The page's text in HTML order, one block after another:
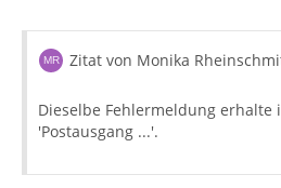
Zitat von Monika
Dieselbe Fehlermeldung erhalte
'Postausgang ...'.